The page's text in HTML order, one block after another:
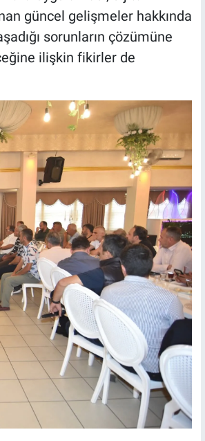
güncel gelişmeler hakkında
sorunların çözümüne
ilişkin fikirler de